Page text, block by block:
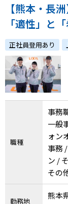
【熊本・長
「適性」と
ます｜障がい
正社員登用あり
職種
事務
一般
ォン
事務
ン /
その
勤務地
熊本